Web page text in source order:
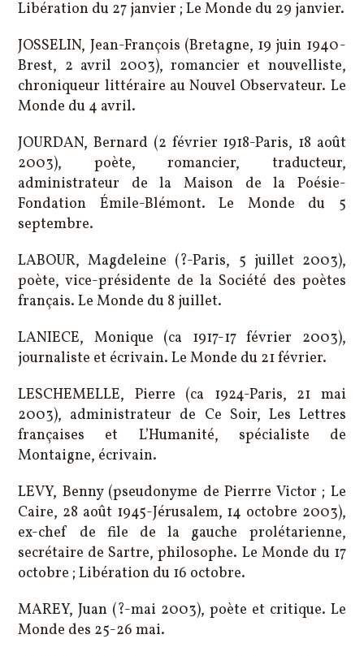
Libération du 27 janvier ; Le Monde du 29 janvier.
JOSSELIN, Jean-François (Bretagne, 19 juin 1940-
Brest, 2 avril 2003), romancier et nouvelliste,
chroniqueur littéraire au Nouvel Observateur. Le
Monde du 4 avril.
JOURDAN, Bernard (2 février 1918-Paris, 18 août
2003), poète, romancier, traducteur,
administrateur de la Maison de la Poésie-
Fondation Émile-Blémont. Le Monde du 5
septembre.
LABOUR, Magdeleine (?-Paris, 5 juillet 2003),
poète, vice-présidente de la Société des poètes
français. Le Monde du 8 juillet.
LANIECE, Monique (ca 1917-17 février 2003),
journaliste et écrivain. Le Monde du 21 février.
LESCHEMELLE, Pierre (ca 1924-Paris, 21 mai
2003), administrateur de Ce Soir, Les Lettres
françaises et L’Humanité, spécialiste de
Montaigne, écrivain.
LEVY, Benny (pseudonyme de Pierrre Victor ; Le
Caire, 28 août 1945-Jérusalem, 14 octobre 2003),
ex-chef de file de la gauche prolétarienne,
secrétaire de Sartre, philosophe. Le Monde du 17
octobre ; Libération du 16 octobre.
MAREY, Juan (?-mai 2003), poète et critique. Le
Monde des 25-26 mai.